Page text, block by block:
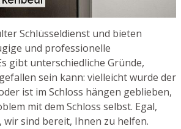
Schlüsseldienst und bieten
und professionelle
gibt unterschiedliche Gründe,
sein kann: vielleicht wurde der
ist im Schloss hängen geblieben,
mit dem Schloss selbst. Egal,
wir sind bereit, Ihnen zu helfen.